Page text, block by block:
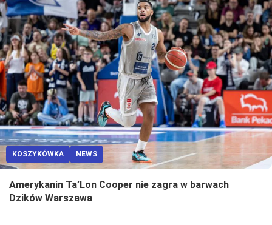
KOSZYKÓWKA NEWS
Amerykanin Ta’Lon Cooper nie zagra w barwach
Dzików Warszawa